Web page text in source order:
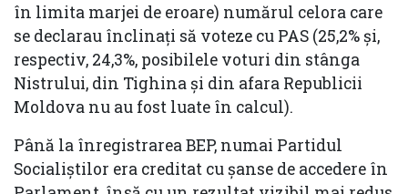
în limita marjei de eroare) numărul celora care
se declarau înclinați să voteze cu PAS (25,2% și,
respectiv, 24,3%, posibilele voturi din stânga
Nistrului, din Tighina și din afara Republicii
Moldova nu au fost luate în calcul).
Până la înregistrarea BEP, numai Partidul
Socialiștilor era creditat cu șanse de accedere în